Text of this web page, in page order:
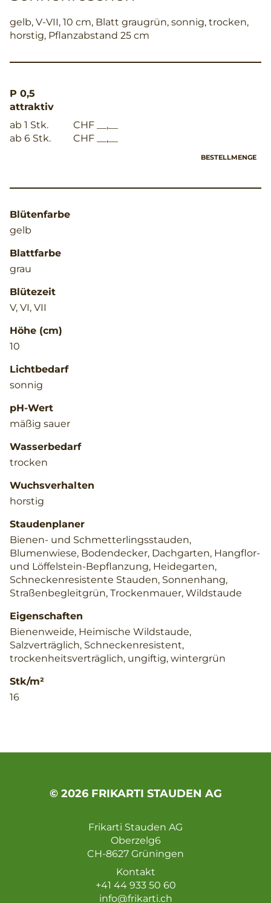
gelb, V-VII, 10 cm, Blatt graugrün, sonnig, trocken,
horstig, Pflanzabstand 25 cm
P 0,5
attraktiv
ab 1 Stk.
CHF __,__
ab 6 Stk.
CHF __,__
BESTELLMENGE
Blütenfarbe
gelb
Blattfarbe
grau
Blütezeit
V, VI, VII
Höhe (cm)
10
Lichtbedarf
sonnig
pH-Wert
mäßig sauer
Wasserbedarf
trocken
Wuchsverhalten
horstig
Staudenplaner
Bienen- und Schmetterlingsstauden,
Blumenwiese, Bodendecker, Dachgarten, Hangflor-
und Löffelstein-Bepflanzung, Heidegarten,
Schneckenresistente Stauden, Sonnenhang,
Straßenbegleitgrün, Trockenmauer, Wildstaude
Eigenschaften
Bienenweide, Heimische Wildstaude,
Salzverträglich, Schneckenresistent,
trockenheitsverträglich, ungiftig, wintergrün
Stk/m²
16
© 2026 FRIKARTI STAUDEN AG
Frikarti Stauden AG
Oberzelg6
CH-8627 Grüningen
Kontakt
+41 44 933 50 60
info@frikarti.ch